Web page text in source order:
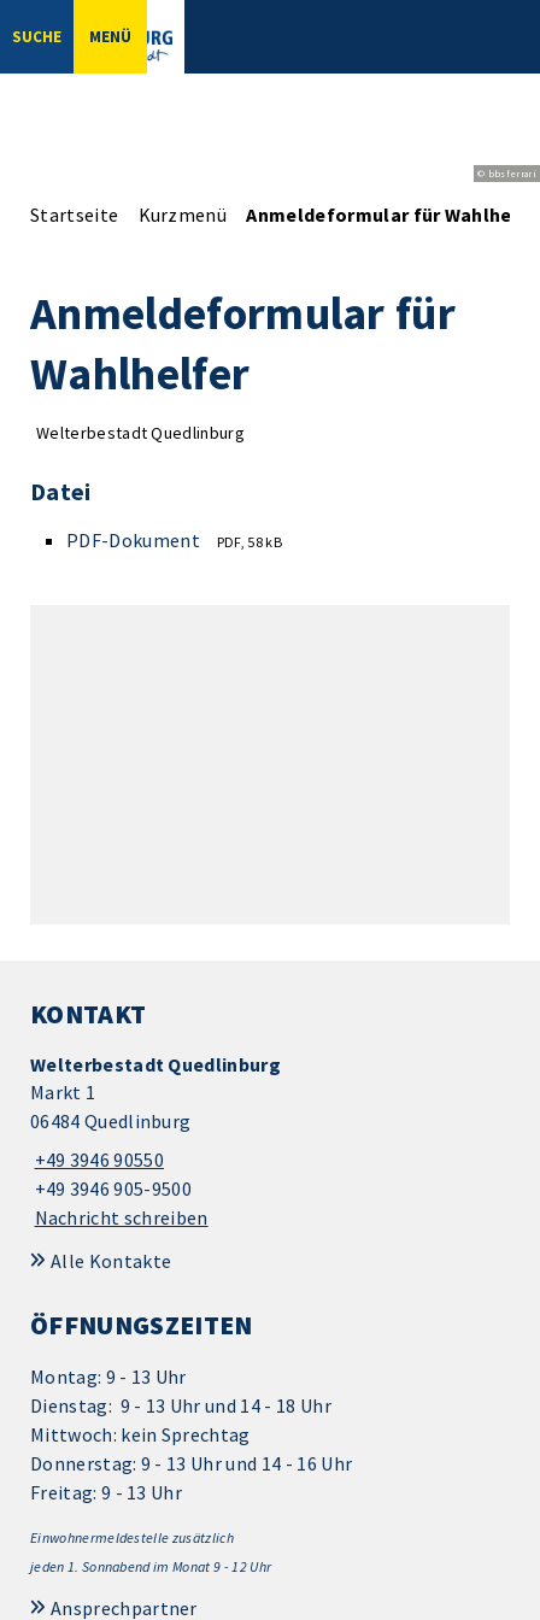
SUCHE MENÜ
© bbsferrari
Startseite Kurzmenü Anmeldeformular für
Anmeldeformular für
Wahlhelfer
Welterbestadt Quedlinburg
Datei
PDF-Dokument PDF, 58 kB
KONTAKT
Welterbestadt Quedlinburg
Markt 1
06484 Quedlinburg
+49 3946 90550
+49 3946 905-9500
Nachricht schreiben
Alle Kontakte
ÖFFNUNGSZEITEN
Montag: 9 - 13 Uhr
Dienstag: 9 - 13 Uhr und 14 - 18 Uhr
Mittwoch: kein Sprechtag
Donnerstag: 9 - 13 Uhr und 14 - 16 Uhr
Freitag: 9 - 13 Uhr
Einwohnermeldestelle zusätzlich
jeden 1. Sonnabend im Monat 9 - 12 Uhr
Ansprechpartner